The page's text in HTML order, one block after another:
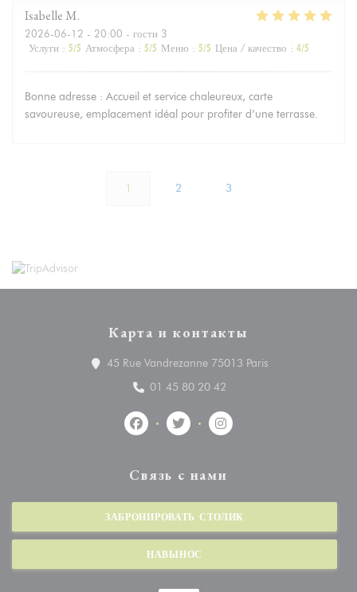
Isabelle M
2026-06-12 - 20:00 - гости 3
Услуги : 5/5 Атмосфера : 5/5 Меню : 5/5 Цена / качество : 4/5
Bonne adresse : Accueil et service chaleureux, carte
savoureuse, emplacement idéal pour profiter d’une terrasse.
1 2 3
Карта и контакты
45 Rue Vandrezanne 75013 Paris
01 45 80 20 42
Facebook ((открывается в новом окне))
Twitter ((открывается в новом
Instagram
Связь с нами
ЗАБРОНИРОВАТЬ СТОЛИК
НАВЫНОС